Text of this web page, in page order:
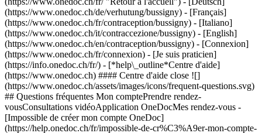
(https://www.onedoc.ch/de/verhutung/bussigny) - [Français]
(https://www.onedoc.ch/fr/contraception/bussigny) - [Italiano]
(https://www.onedoc.ch/it/contraccezione/bussigny) - [English]
(https://www.onedoc.ch/en/contraception/bussigny) - [Connexion]
(https://www.onedoc.ch/fr/connexion) - [Je suis praticien]
(https://info.onedoc.ch/fr/) - [*help\_outline*Centre d'aide]
(https://www.onedoc.ch) #### Centre d'aide close ![]
(https://www.onedoc.ch/assets/images/icons/frequent-questions.svg)
## Questions fréquentes Mon comptePrendre rendez-
vousConsultations vidéoApplication OneDocMes rendez-vous -
[Impossible de créer mon compte OneDoc]
(https://help.onedoc.ch/fr/impossible-de-cr%C3%A9er-mon-compte-